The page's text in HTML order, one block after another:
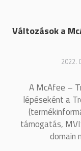
Változások a
2022.
A McAfee –
lépéseként a
támogatás,
domain